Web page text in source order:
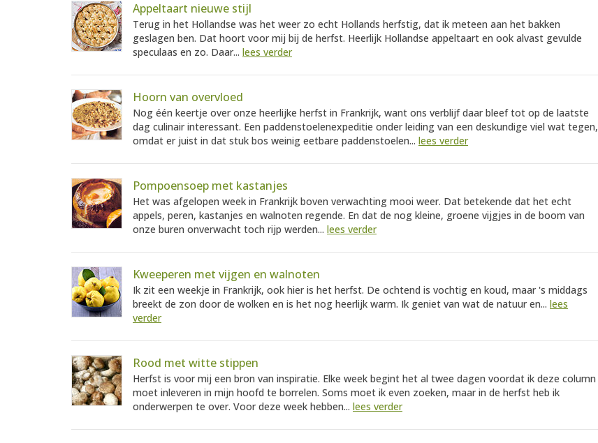
Appeltaart nieuwe stijl
Terug in het Hollandse was het weer zo echt Hollands herfstig, dat ik meteen aan het bakken
geslagen ben. Dat hoort voor mij bij de herfst. Heerlijk Hollandse appeltaart en ook alvast gevulde
speculaas en zo. Daar... lees verder
Hoorn van overvloed
Nog één keertje over onze heerlijke herfst in Frankrijk, want ons verblijf daar bleef tot op de laatste
dag culinair interessant. Een paddenstoelenexpeditie onder leiding van een deskundige viel wat tegen,
omdat er juist in dat stuk bos weinig eetbare paddenstoelen... lees verder
Pompoensoep met kastanjes
Het was afgelopen week in Frankrijk boven verwachting mooi weer. Dat betekende dat het echt
appels, peren, kastanjes en walnoten regende. En dat de nog kleine, groene vijgjes in de boom van
onze buren onverwacht toch rijp werden... lees verder
Kweeperen met vijgen en walnoten
Ik zit een weekje in Frankrijk, ook hier is het herfst. De ochtend is vochtig en koud, maar 's middags
breekt de zon door de wolken en is het nog heerlijk warm. Ik geniet van wat de natuur en... lees
verder
Rood met witte stippen
Herfst is voor mij een bron van inspiratie. Elke week begint het al twee dagen voordat ik deze column
moet inleveren in mijn hoofd te borrelen. Soms moet ik even zoeken, maar in de herfst heb ik
onderwerpen te over. Voor deze week hebben... lees verder